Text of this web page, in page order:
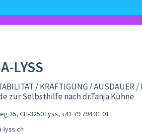
LYSS
/ KRÄFTIGUNG /
zur Selbsthilfe nach dr.Tanja Kühne
35, CH-3250 Lyss, +41 79 794 31 01
lyss.ch